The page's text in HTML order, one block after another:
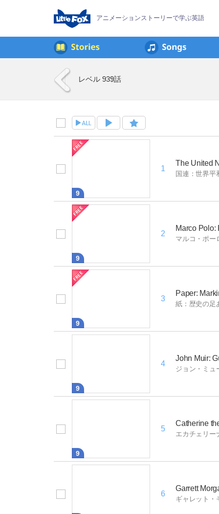
アニメーションストーリーで学ぶ英語
レベル 939話
9
1
The United
国連：世界平
9
2
Marco Polo:
マルコ・ポー
9
3
Paper:
紙：歴史の足
9
4
John Muir:
ジョン・ミュ
9
5
Catherine
エカチェリー
6
Garrett
ギャレット・